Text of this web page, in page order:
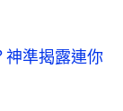
神準揭露連你